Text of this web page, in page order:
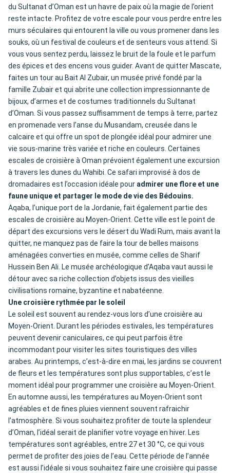
du Sultanat d’Oman est un havre de paix où la magie de l’orient
reste intacte. Profitez de votre escale pour vous perdre entre les
murs séculaires qui entourent la ville ou vous promener dans les
souks, où un festival de couleurs et de senteurs vous attend. Si
vous vous sentez perdu, laissez le bruit de la foule et le parfum
des épices et des encens vous guider. Avant de quitter Mascate,
faites un tour au Bait Al Zubair, un musée privé fondé par la
famille Zubair et qui abrite une collection impressionnante de
bijoux, d’armes et de costumes traditionnels du Sultanat
d’Oman. Si vous passez suffisamment de temps à terre, partez
en promenade vers l’anse du Musandam, creusée dans le
calcaire et qui offre un spot de plongée idéal pour admirer une
vie sous-marine très variée et riche en couleurs. Certaines
escales de croisière à Oman prévoient également une excursion
à travers les dunes du Wahibi. Ce safari improvisé à dos de
dromadaires est l’occasion idéale pour admirer une flore et une
faune unique et partager le mode de vie des Bédouins.
Aqaba, l’unique port de la Jordanie, fait également partie des
escales de croisière au Moyen-Orient. Cette ville est le point de
départ des excursions vers le désert du Wadi Rum, mais avant la
quitter, ne manquez pas de faire la tour de belles maisons
aménagées converties en musée, comme celles de Sharif
Hussein Ben Ali. Le musée archéologique d’Aqaba vaut aussi le
détour avec sa riche collection d’objets issus des vieilles
civilisations romaine, byzantine et nabatéenne.
Une croisière rythmée par le soleil
Le soleil est souvent au rendez-vous lors d’une croisière au
Moyen-Orient. Durant les périodes estivales, les températures
peuvent devenir caniculaires, ce qui peut parfois être
incommodant pour visiter les sites touristiques des villes
arabes. Au printemps, c’est-à-dire en mai, les jardins se couvrent
de fleurs et les températures sont plus supportables, c’est le
moment idéal pour programmer une croisière au Moyen-Orient.
En automne aussi, les températures au Moyen-Orient sont
agréables et de fines pluies viennent souvent rafraichir
l’atmosphère. Si vous souhaitez profiter de toute la splendeur
d’Oman, l’idéal serait de planifier votre voyage en hiver. Les
températures sont agréables, entre 27 et 30 °C, ce qui vous
permet de profiter des joies de l’eau. Cette période de l’année
est aussi l’idéale si vous souhaitez faire une croisière qui passe